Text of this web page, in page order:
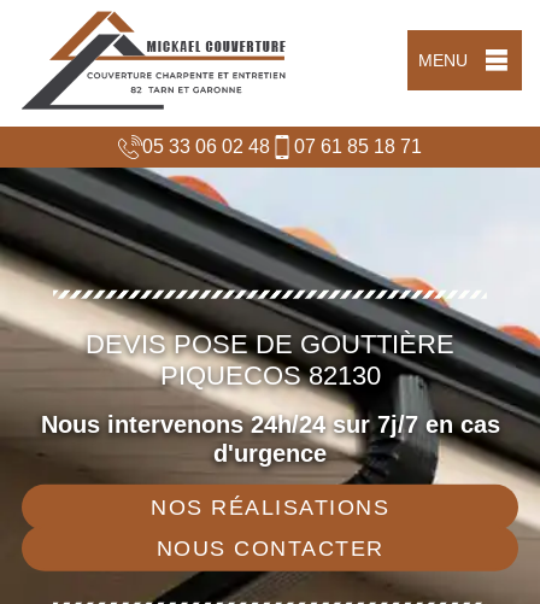
MENU
05 33 06 02 48 07 61 85 18 71
DEVIS POSE DE GOUTTIÈRE
PIQUECOS 82130
Nous intervenons 24h/24 sur 7j/7 en cas
d'urgence
NOS RÉALISATIONS
NOUS CONTACTER